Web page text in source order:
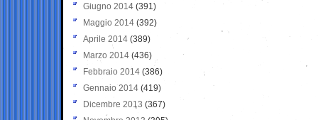
Giugno 2014 (391)
Maggio 2014 (392)
Aprile 2014 (389)
Marzo 2014 (436)
Febbraio 2014 (386)
Gennaio 2014 (419)
Dicembre 2013 (367)